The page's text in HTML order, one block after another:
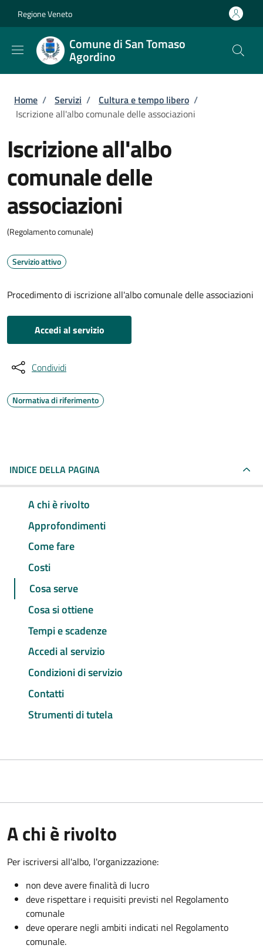
Regione Veneto
Comune di San Tomaso
Agordino
Briciole di pane
Home / Servizi / Cultura e tempo libero /
Iscrizione all'albo comunale delle associazioni
Iscrizione all'albo
comunale delle
associazioni
(Regolamento comunale)
Servizio attivo
Procedimento di iscrizione all'albo comunale delle associazioni
Accedi al servizio
Condividi
Normativa di riferimento
INDICE DELLA PAGINA
A chi è rivolto
Approfondimenti
Come fare
Costi
Cosa serve
Cosa si ottiene
Tempi e scadenze
Accedi al servizio
Condizioni di servizio
Contatti
Strumenti di tutela
A chi è rivolto
Per iscriversi all'albo, l'organizzazione:
non deve avere finalità di lucro
deve rispettare i requisiti previsti nel Regolamento
comunale
deve operare negli ambiti indicati nel Regolamento
comunale.